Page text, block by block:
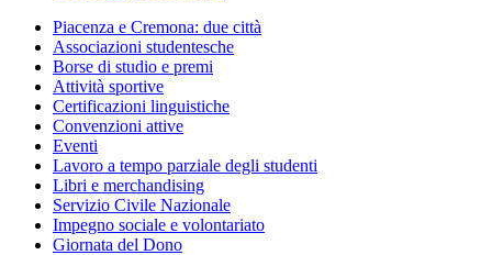
Piacenza e Cremona: due città
Associazioni studentesche
Borse di studio e premi
Attività sportive
Certificazioni linguistiche
Convenzioni attive
Eventi
Lavoro a tempo parziale degli studenti
Libri e merchandising
Servizio Civile Nazionale
Impegno sociale e volontariato
Giornata del Dono